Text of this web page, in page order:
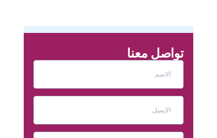
تواصل معنا